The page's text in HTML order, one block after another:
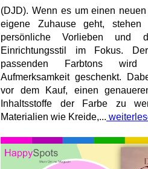
(DJD). Wenn es um einen
eigene Zuhause geht, stehen
persönliche Vorlieben und
Einrichtungsstil im Fokus.
passenden Farbtons
Aufmerksamkeit geschenkt.
vor dem Kauf, einen
Inhaltsstoffe der Farbe zu
Materialien wie Kreide,...